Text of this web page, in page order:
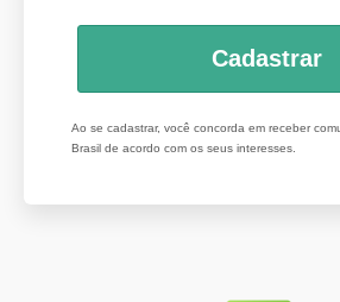
Cadastrar
Ao se cadastrar, você concorda em receber
Brasil de acordo com os seus interesses.